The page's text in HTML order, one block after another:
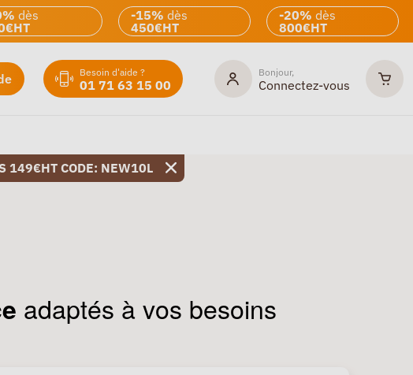
dès
-15% dès
450€HT
-20% dès
800€HT
Besoin d'aide ?
01 71 63 15 00
Bonjour,
Connectez-vous
149€HT CODE: NEW10L
adaptés à vos besoins